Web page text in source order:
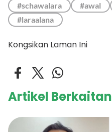
#schawalara #awal
#laraalana
Kongsikan Laman Ini
Artikel Berkaitan